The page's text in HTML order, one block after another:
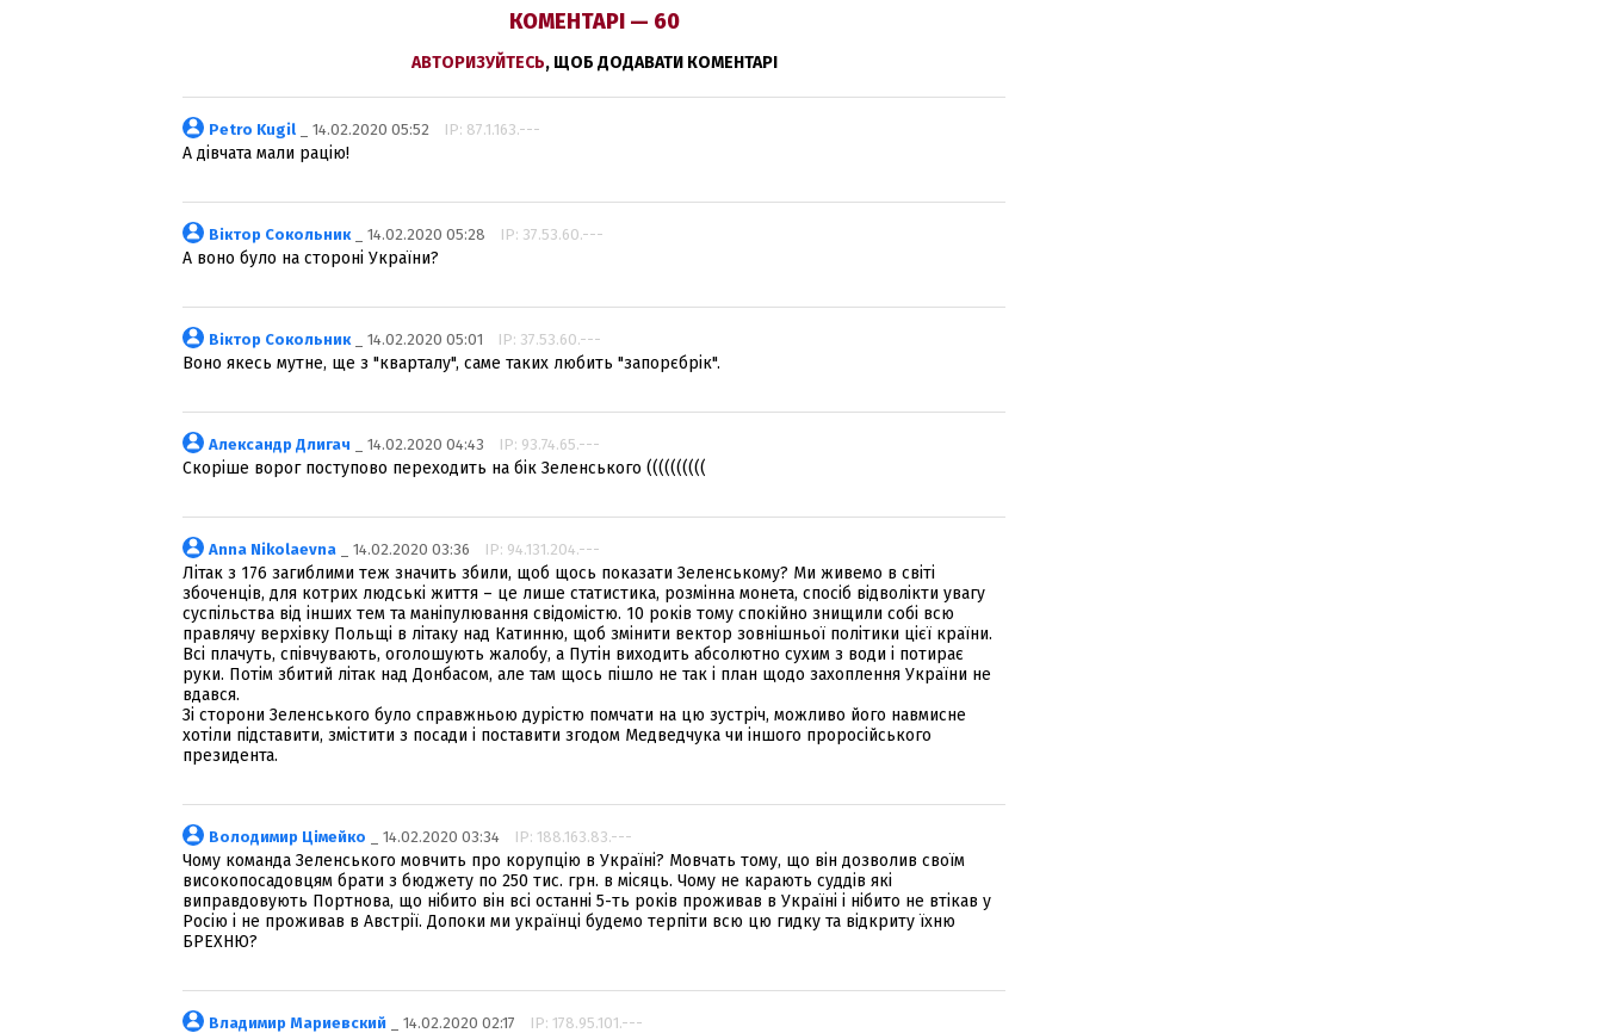
КОМЕНТАРІ — 60
АВТОРИЗУЙТЕСЬ, ЩОБ ДОДАВАТИ КОМЕНТАРІ
Petro Kugil _ 14.02.2020 05:52 IP: 87.1.163.---
А дівчата мали рацію!
Віктор Сокольник_ 14.02.2020 05:28 IP: 37.53.60.---
А воно було на стороні України?
Віктор Сокольник_ 14.02.2020 05:01 IP: 37.53.60.---
Воно якесь мутне, ще з "кварталу", саме таких любить "запорєбрік".
Александр Длигач _ 14.02.2020 04:43 IP: 93.74.65.---
Скоріше ворог поступово переходить на бік Зеленського ((((((((((
Anna Nikolaevna _ 14.02.2020 03:36 IP: 94.131.204.---
Літак з 176 загиблими теж значить збили, щоб щось показати Зеленському? Ми живемо в світі
збоченців, для котрих людські життя – це лише статистика, розмінна монета, спосіб відволікти увагу
суспільства від інших тем та маніпулювання свідомістю. 10 років тому спокійно знищили собі всю
правлячу верхівку Польщі в літаку над Катинню, щоб змінити вектор зовнішньої політики цієї країни.
Всі плачуть, співчувають, оголошують жалобу, а Путін виходить абсолютно сухим з води і потирає
руки. Потім збитий літак над Донбасом, але там щось пішло не так і план щодо захоплення України не
вдався.
Зі сторони Зеленського було справжньою дурістю помчати на цю зустріч, можливо його навмисне
хотіли підставити, змістити з посади і поставити згодом Медведчука чи іншого проросійського
президента.
Володимир Цімейко _ 14.02.2020 03:34 IP: 188.163.83.---
Чому команда Зеленського мовчить про корупцію в Україні? Мовчать тому, що він дозволив своїм
високопосадовцям брати з бюджету по 250 тис. грн. в місяць. Чому не карають суддів які
виправдовують Портнова, що нібито він всі останні 5-ть років проживав в Україні і нібито не втікав у
Росію і не проживав в Австрії. Допоки ми українці будемо терпіти всю цю гидку та відкриту їхню
БРЕХНЮ?
Владимир Мариевский _ 14.02.2020 02:17 IP: 178.95.101.---